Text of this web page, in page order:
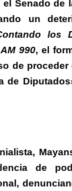
Senado de
un
los
AM 990, el
de
de
de
,